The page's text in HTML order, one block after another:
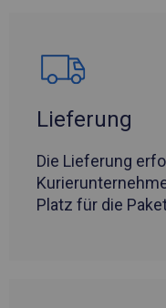
Lieferung
Die Lieferung
Platz für die